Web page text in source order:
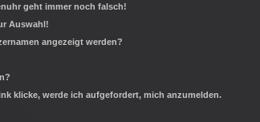
geht immer noch falsch!
Auswahl!
angezeigt werden?
klicke, werde ich aufgefordert, mich anzumelden.